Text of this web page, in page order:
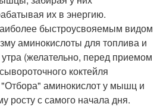
их в энергию.
быстроусвояемым видом
аминокислоты для топлива и
(желательно, перед приемом
коктейля
"Отбора" аминокислот у мышц и
росту с самого начала дня.